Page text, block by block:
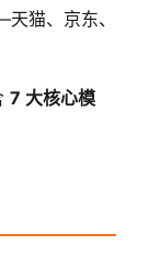
猫、京东、
7 大核心模